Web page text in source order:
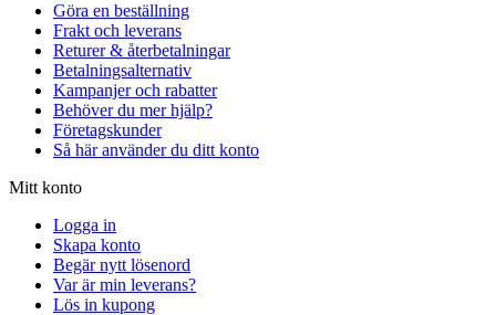
Göra en beställning
Frakt och leverans
Returer & återbetalningar
Betalningsalternativ
Kampanjer och rabatter
Behöver du mer hjälp?
Företagskunder
Så här använder du ditt konto
Mitt konto
Logga in
Skapa konto
Begär nytt lösenord
Var är min leverans?
Lös in kupong